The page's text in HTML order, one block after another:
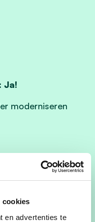
cookies
en advertenties te
Ja!
moderniseren
vleugel voor de
dat